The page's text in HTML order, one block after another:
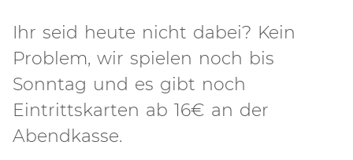
Ihr seid heute nicht dabei? Kein
Problem, wir spielen noch bis
Sonntag und es gibt noch
Eintrittskarten ab 16€ an der
Abendkasse.